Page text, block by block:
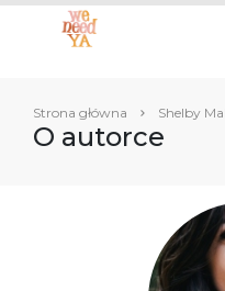
Strona główna Shelby
O autorce